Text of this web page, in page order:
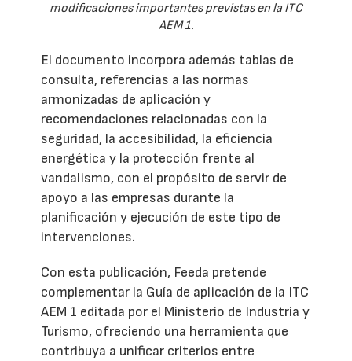
modificaciones importantes previstas en la ITC
AEM 1.
El documento incorpora además tablas de
consulta, referencias a las normas
armonizadas de aplicación y
recomendaciones relacionadas con la
seguridad, la accesibilidad, la eficiencia
energética y la protección frente al
vandalismo, con el propósito de servir de
apoyo a las empresas durante la
planificación y ejecución de este tipo de
intervenciones.
Con esta publicación, Feeda pretende
complementar la Guía de aplicación de la ITC
AEM 1 editada por el Ministerio de Industria y
Turismo, ofreciendo una herramienta que
contribuya a unificar criterios entre